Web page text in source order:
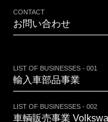
CONTACT
お問い合わせ
LIST OF BUSINESSES - 001
輸入車部品事業
LIST OF BUSINESSES - 002
車輌販売事業